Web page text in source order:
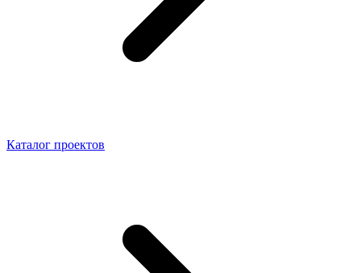
Каталог проектов